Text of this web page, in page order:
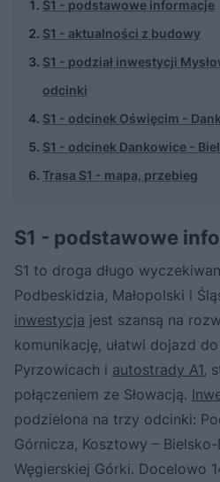
S1 - podstawowe informacje
S1 - aktualności z budowy
S1 - podział inwestycji
odcinki
S1 - odcinek Oświęcim -
S1 - odcinek Dankowice -
Trasa S1 - mapa, przebieg
S1 - podstawowe
S1 to droga długo
Podbeskidzia, Małopolski i
inwestycja jest szansą na
komunikację, ułatwi dojazd
Pyrzowicach i autostrady A1,
połączeniem ze Słowacją.
podzielona na trzy odcinki:
Górnicza, Kosztowy –
Węgierskiej Górki. Docelowo